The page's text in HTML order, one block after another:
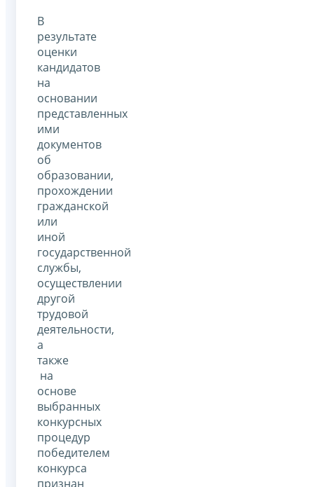
В
результате
оценки
кандидатов
на
основании
представленных
ими
документов
об
образовании,
прохождении
гражданской
или
иной
государственной
службы,
осуществлении
другой
трудовой
деятельности,
а
также
на
основе
выбранных
конкурсных
процедур
победителем
конкурса
признан